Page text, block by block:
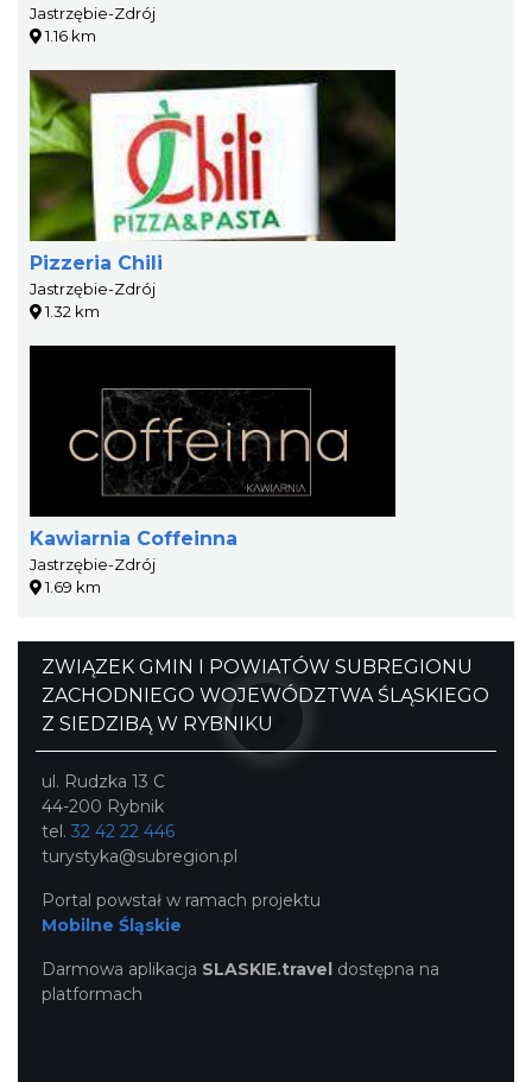
Jastrzębie-Zdrój
1.16 km
Pizzeria Chili
Jastrzębie-Zdrój
1.32 km
Kawiarnia Coffeinna
Jastrzębie-Zdrój
1.69 km
ZWIĄZEK GMIN I POWIATÓW SUBREGIONU
ZACHODNIEGO WOJEWÓDZTWA ŚLĄSKIEGO
Z SIEDZIBĄ W RYBNIKU
ul. Rudzka 13 C
44-200 Rybnik
tel. 32 42 22 446
turystyka@subregion.pl
Portal powstał w ramach projektu
Mobilne Śląskie
Darmowa aplikacja SLASKIE.travel dostępna na
platformach